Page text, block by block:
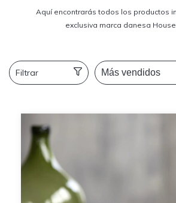
Aquí encontrarás todos los productos
exclusiva marca danesa
Filtrar